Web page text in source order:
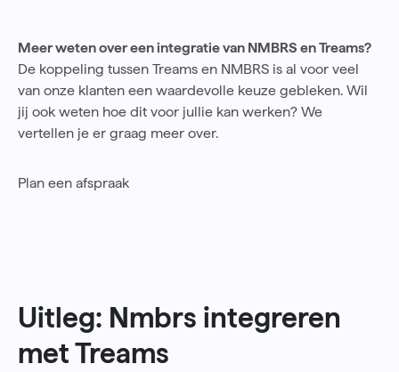
Meer weten over een integratie van NMBRS en Treams?
De koppeling tussen Treams en NMBRS is al voor veel
van onze klanten een waardevolle keuze gebleken. Wil
jij ook weten hoe dit voor jullie kan werken? We
vertellen je er graag meer over.
Plan een afspraak
Uitleg: Nmbrs integreren
met Treams